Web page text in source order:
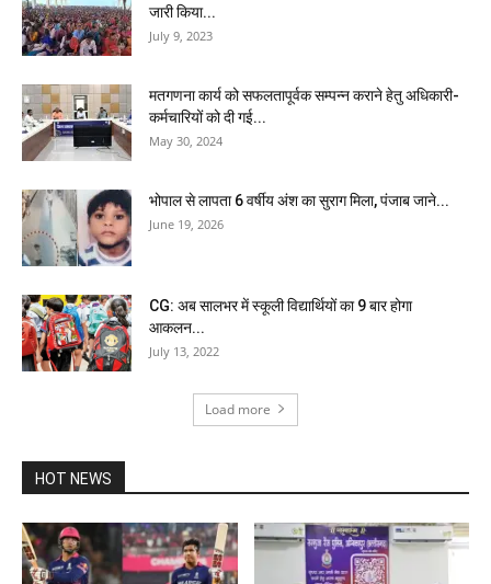
जारी किया...
July 9, 2023
मतगणना कार्य को सफलतापूर्वक सम्पन्न कराने हेतु अधिकारी-
कर्मचारियों को दी गई...
May 30, 2024
भोपाल से लापता 6 वर्षीय अंश का सुराग मिला, पंजाब जाने...
June 19, 2026
CG: अब सालभर में स्कूली विद्यार्थियों का 9 बार होगा
आकलन...
July 13, 2022
Load more
HOT NEWS